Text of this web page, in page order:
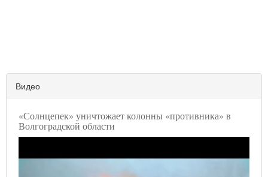
Видео
«Солнцепек» уничтожает колонны «противника» в
Волгоградской области